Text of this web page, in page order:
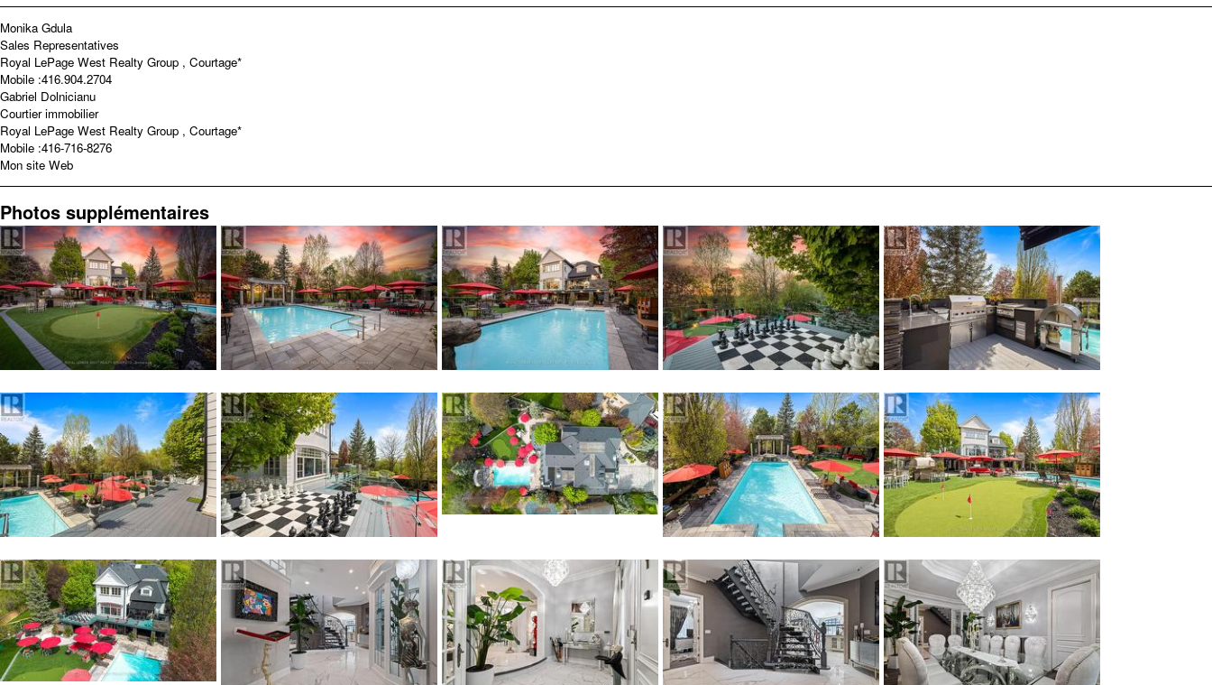
Monika Gdula
Sales Representatives
Royal LePage West Realty Group , Courtage*
Mobile :416.904.2704
Gabriel Dolnicianu
Courtier immobilier
Royal LePage West Realty Group , Courtage*
Mobile :416-716-8276
Mon site Web
Photos supplémentaires